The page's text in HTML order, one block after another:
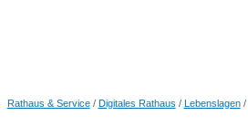
Rathaus & Service/ Digitales Rathaus / Lebenslagen/